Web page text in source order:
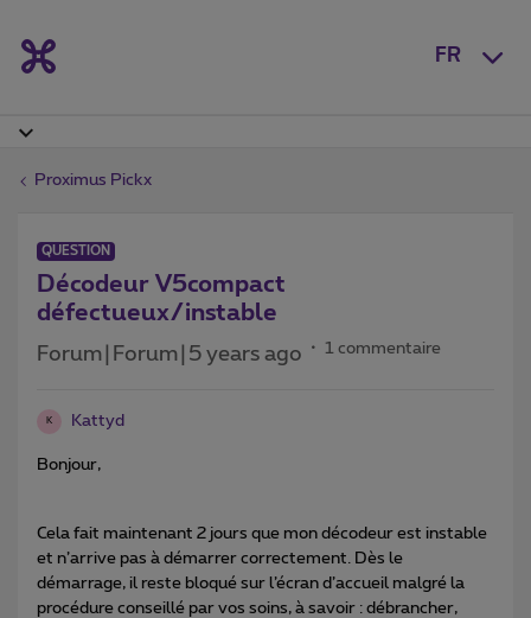
FR
Proximus Pickx
QUESTION
Décodeur V5compact
défectueux/instable
Forum|Forum|5 years ago 1 commentaire
K Kattyd
Bonjour,
Cela fait maintenant 2 jours que mon décodeur est instable
et n’arrive pas à démarrer correctement. Dès le
démarrage, il reste bloqué sur l’écran d’accueil malgré la
procédure conseillé par vos soins, à savoir : débrancher,